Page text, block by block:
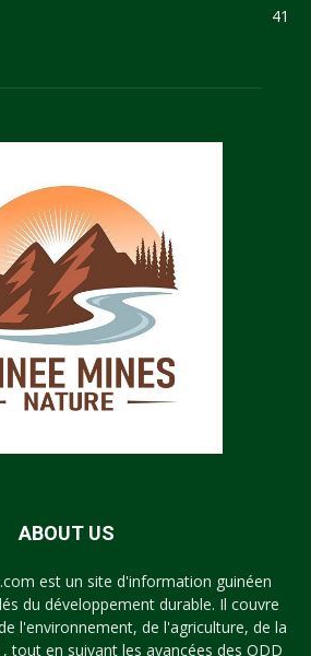
41
ABOUT US
est un site d'information guinéen
du développement durable. Il couvre
l'environnement, de l'agriculture, de la
tout en suivant les avancées des ODD